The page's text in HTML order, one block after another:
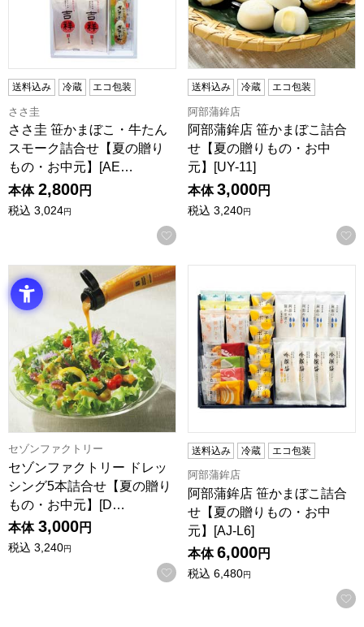
送料込み 冷蔵 エコ包装
ささ圭
ささ圭 笹かまぼこ・牛たん
スモーク詰合せ【夏の贈り
もの・お中元】[AE…
本体 2,800円
税込 3,024円
お気に入りに登録する
送料込み 冷蔵 エコ包装
阿部蒲鉾店
阿部蒲鉾店 笹かまぼこ詰合
せ【夏の贈りもの・お中
元】[UY-11]
本体 3,000円
税込 3,240円
セゾンファクトリー ドレッシング5本詰合せ【夏の贈りもの
セゾンファクトリー
セゾンファクトリー ドレッ
シング5本詰合せ【夏の贈り
もの・お中元】[D…
本体 3,000円
税込 3,240円
お気に入りに登録する
送料込み 冷蔵 エコ包装
阿部蒲鉾店
阿部蒲鉾店 笹かまぼこ詰合
せ【夏の贈りもの・お中
元】[AJ-L6]
本体 6,000円
税込 6,480円